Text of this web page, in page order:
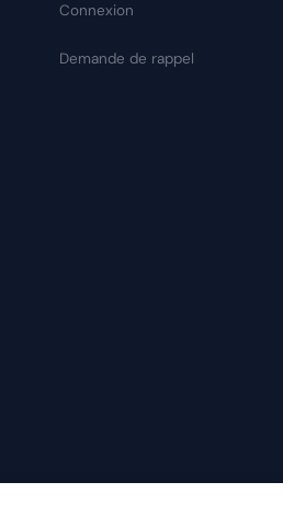
Connexion
Demande de rappel